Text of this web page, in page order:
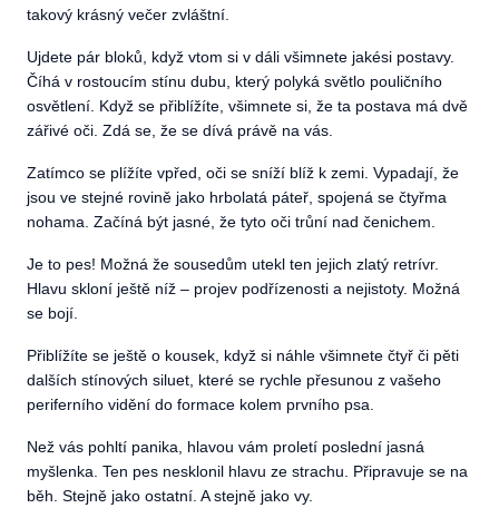
takový krásný večer zvláštní.
Ujdete pár bloků, když vtom si v dáli všimnete jakési postavy.
Číhá v rostoucím stínu dubu, který polyká světlo pouličního
osvětlení. Když se přiblížíte, všimnete si, že ta postava má dvě
zářivé oči. Zdá se, že se dívá právě na vás.
Zatímco se plížíte vpřed, oči se sníží blíž k zemi. Vypadají, že
jsou ve stejné rovině jako hrbolatá páteř, spojená se čtyřma
nohama. Začíná být jasné, že tyto oči trůní nad čenichem.
Je to pes! Možná že sousedům utekl ten jejich zlatý retrívr.
Hlavu skloní ještě níž – projev podřízenosti a nejistoty. Možná
se bojí.
Přiblížíte se ještě o kousek, když si náhle všimnete čtyř či pěti
dalších stínových siluet, které se rychle přesunou z vašeho
periferního vidění do formace kolem prvního psa.
Než vás pohltí panika, hlavou vám proletí poslední jasná
myšlenka. Ten pes nesklonil hlavu ze strachu. Připravuje se na
běh. Stejně jako ostatní. A stejně jako vy.